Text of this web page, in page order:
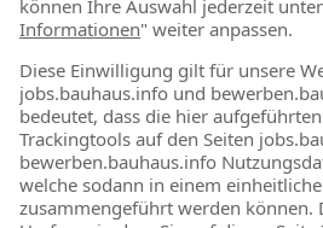
Für Berufseinsteiger & Berufserfahrene
Stellenmarkt
Alle offenen Stellen